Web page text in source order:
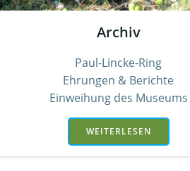
Archiv
Paul-Lincke-Ring
Ehrungen & Berichte
Einweihung des Museums
WEITERLESEN